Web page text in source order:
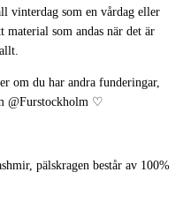
vinterdag som en vårdag eller
som andas när det är
om du har andra funderingar,
@Furstockholm ♡
pälskragen består av 100%